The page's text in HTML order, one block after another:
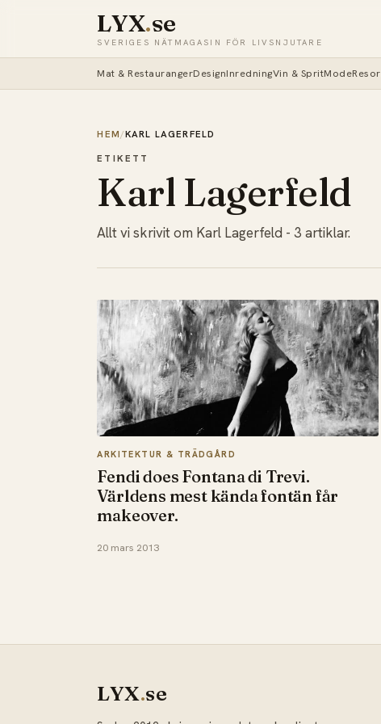
LYX.se
SVERIGES NÄTMAGASIN FÖR LIVSNJUTARE
Mat & RestaurangerDesignInredningVin & SpritModeResor
HEM /KARL LAGERFELD
ETIKETT
Karl Lagerfeld
Allt vi skrivit om Karl Lagerfeld - 3 artiklar.
ARKITEKTUR & TRÄDGÅRD
Fendi does Fontana di Trevi.
Världens mest kända fontän får
makeover.
20 mars 2013
LYX.se